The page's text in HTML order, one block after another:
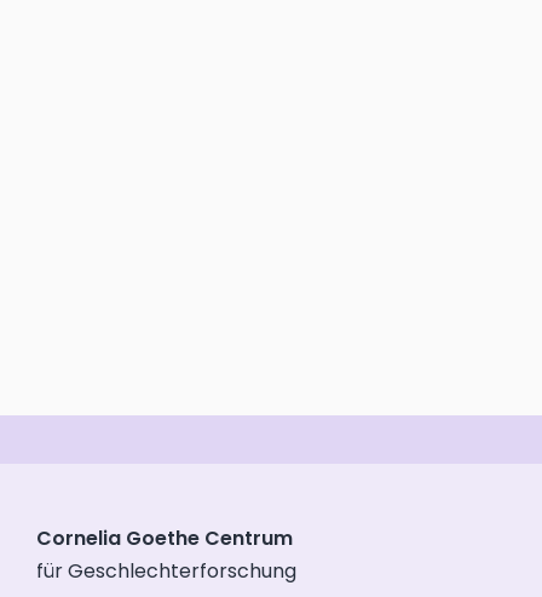
Cornelia Goethe Centrum
für Geschlechterforschung